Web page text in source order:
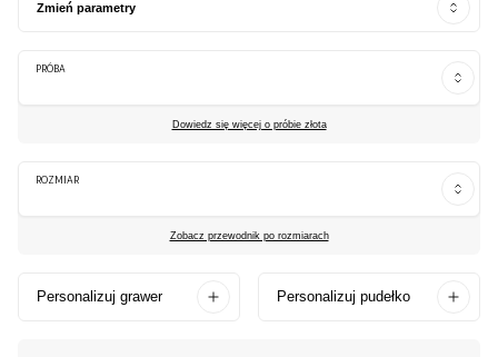
Zmień parametry
PRÓBA
Dowiedz się więcej o próbie złota
ROZMIAR
Zobacz przewodnik po rozmiarach
Personalizuj grawer Personalizuj pudełko